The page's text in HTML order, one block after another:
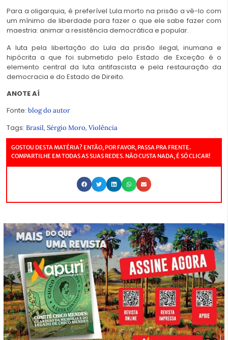
Para a oligarquia, é preferível Lula morto na prisão a vê-lo com
um mínimo de liberdade para fazer o que ele sabe fazer com
maestria: animar a resistência democrática e popular.
A luta pela libertação do Lula da prisão ilegal, inumana e
hipócrita a que foi submetido pelo Estado de Exceção é o
elemento central da luta antifascista e pela restauração da
democracia e do Estado de Direito.
ANOTE AÍ
Fonte: blog do autor
Tags: Brasil, Sérgio Moro, Violência
GOSTOU DESTA MATÉRIA? ENTÃO, POR FAVOR, PASSA PRA FRENTE.
COMPARTILHE EM TODAS AS SUAS REDES. NÃO CUSTA NADA, É SÓ CLICAR!